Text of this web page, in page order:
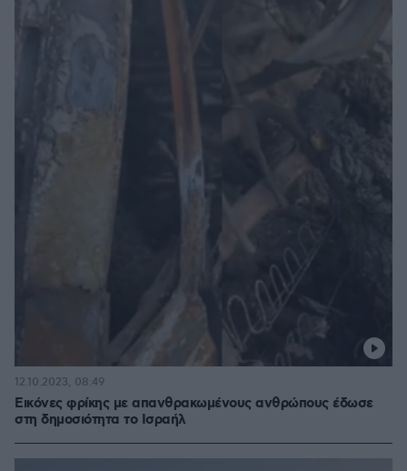
Εικόνες φρίκης με απανθρακωμένους ανθρώπους έδωσε
στη δημοσιότητα το Ισραήλ
12.10.2023, 08:49